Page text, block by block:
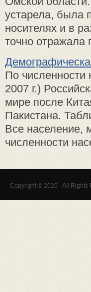
устарела, была
носителях и в
точно отражала
По численности
2007 г.)
мире после
Пакистана.
Все население,
численности
Copyright © 2026 - All Rights